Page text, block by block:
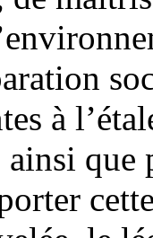
à
ainsi